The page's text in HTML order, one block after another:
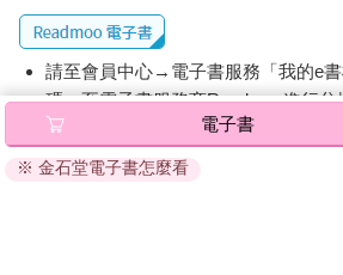
請至會員中心→電子書服務「我的e
碼』至電子書服務商Readmoo進行兌
退換貨須知：
因版權保護，您在金石堂所購買的電
電子書
※ 金石堂電子書怎麼看